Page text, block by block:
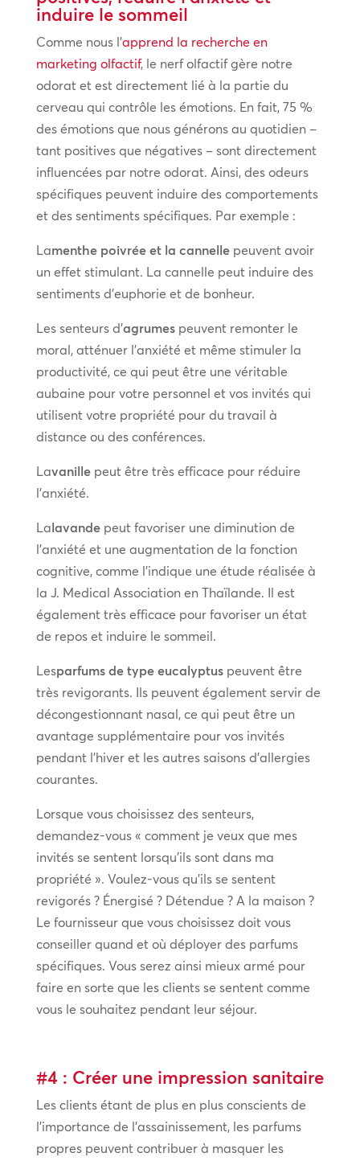
induire le sommeil
Comme nous l’apprend la recherche en
marketing olfactif, le nerf olfactif gère notre
odorat et est directement lié à la partie du
cerveau qui contrôle les émotions. En fait, 75 %
des émotions que nous générons au quotidien –
tant positives que négatives – sont directement
influencées par notre odorat. Ainsi, des odeurs
spécifiques peuvent induire des comportements
et des sentiments spécifiques. Par exemple :
Lamenthe poivrée et la cannellepeuvent avoir
un effet stimulant. La cannelle peut induire des
sentiments d’euphorie et de bonheur.
Les senteurs d’agrumespeuvent remonter le
moral, atténuer l’anxiété et même stimuler la
productivité, ce qui peut être une véritable
aubaine pour votre personnel et vos invités qui
utilisent votre propriété pour du travail à
distance ou des conférences.
Lavanillepeut être très efficace pour réduire
l’anxiété.
Lalavandepeut favoriser une diminution de
l’anxiété et une augmentation de la fonction
cognitive, comme l’indique une étude réalisée à
la J. Medical Association en Thaïlande. Il est
également très efficace pour favoriser un état
de repos et induire le sommeil.
Lesparfums de type eucalyptuspeuvent être
très revigorants. Ils peuvent également servir de
décongestionnant nasal, ce qui peut être un
avantage supplémentaire pour vos invités
pendant l’hiver et les autres saisons d’allergies
courantes.
Lorsque vous choisissez des senteurs,
demandez-vous « comment je veux que mes
invités se sentent lorsqu’ils sont dans ma
propriété ». Voulez-vous qu’ils se sentent
revigorés ? Énergisé ? Détendue ? A la maison ?
Le fournisseur que vous choisissez doit vous
conseiller quand et où déployer des parfums
spécifiques. Vous serez ainsi mieux armé pour
faire en sorte que les clients se sentent comme
vous le souhaitez pendant leur séjour.
#4 : Créer une impression sanitaire
Les clients étant de plus en plus conscients de
l’importance de l’assainissement, les parfums
propres peuvent contribuer à masquer les